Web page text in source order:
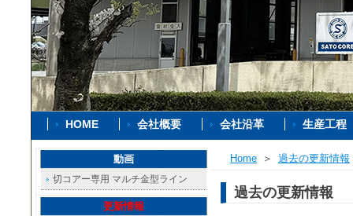
HOME 会社概要 会社沿革 生産工程
Home ＞ 過去の更新情報
過去の更新情報
動画
切コアー専用 マルチ金型ライン
更新情報